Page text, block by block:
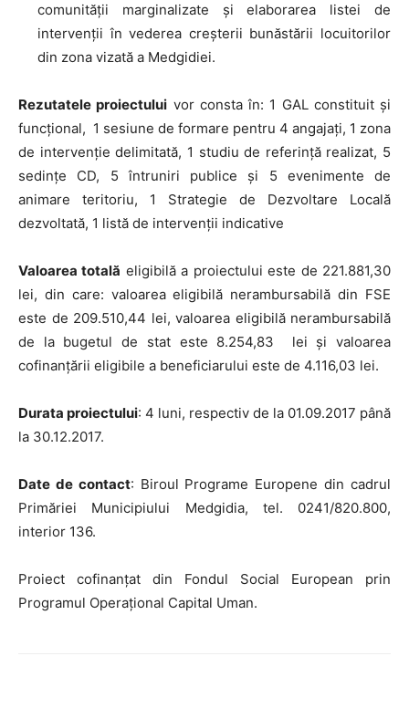
comunității marginalizate și elaborarea listei de
intervenții în vederea creșterii bunăstării locuitorilor
din zona vizată a Medgidiei.
Rezutatele proiectului vor consta în: 1 GAL constituit și
funcțional, 1 sesiune de formare pentru 4 angajați, 1 zona
de intervenție delimitată, 1 studiu de referință realizat, 5
sedințe CD, 5 întruniri publice și 5 evenimente de
animare teritoriu, 1 Strategie de Dezvoltare Locală
dezvoltată, 1 listă de intervenții indicative
Valoarea totală eligibilă a proiectului este de 221.881,30
lei, din care: valoarea eligibilă nerambursabilă din FSE
este de 209.510,44 lei, valoarea eligibilă nerambursabilă
de la bugetul de stat este 8.254,83 lei și valoarea
cofinanțării eligibile a beneficiarului este de 4.116,03 lei.
Durata proiectului: 4 luni, respectiv de la 01.09.2017 până
la 30.12.2017.
Date de contact: Biroul Programe Europene din cadrul
Primăriei Municipiului Medgidia, tel. 0241/820.800,
interior 136.
Proiect cofinanțat din Fondul Social European prin
Programul Operațional Capital Uman.